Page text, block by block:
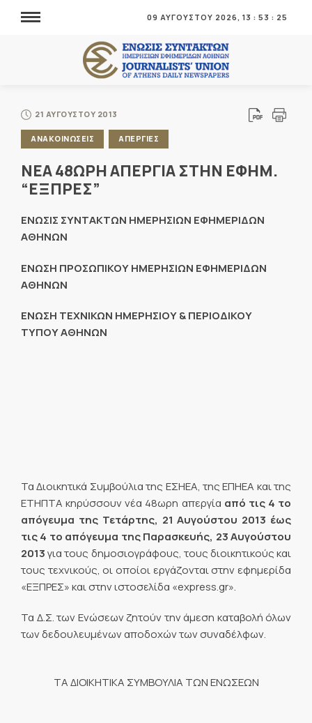
09 ΑΥΓΟΥΣΤΟΥ 2026, 13 : 53 : 25
21 ΑΥΓΟΥΣΤΟΥ 2013
ΑΝΑΚΟΙΝΩΣΕΙΣ ΑΠΕΡΓΙΕΣ
ΝΕΑ 48ΩΡΗ ΑΠΕΡΓΙΑ ΣΤΗΝ ΕΦΗΜ.
“ΕΞΠΡΕΣ”
ΕΝΩΣΙΣ ΣΥΝΤΑΚΤΩΝ ΗΜΕΡΗΣΙΩΝ ΕΦΗΜΕΡΙΔΩΝ
ΑΘΗΝΩΝ
ΕΝΩΣΗ ΠΡΟΣΩΠΙΚΟΥ ΗΜΕΡΗΣΙΩΝ ΕΦΗΜΕΡΙΔΩΝ
ΑΘΗΝΩΝ
ΕΝΩΣΗ ΤΕΧΝΙΚΩΝ ΗΜΕΡΗΣΙΟΥ & ΠΕΡΙΟΔΙΚΟΥ
ΤΥΠΟΥ ΑΘΗΝΩΝ
Τα Διοικητικά Συμβούλια της ΕΣΗΕΑ, της ΕΠΗΕΑ και της
ΕΤΗΠΤΑ κηρύσσουν νέα 48ωρη απεργία από τις 4 το
απόγευμα της Τετάρτης, 21 Αυγούστου 2013 έως
τις 4 το απόγευμα της Παρασκευής, 23 Αυγούστου
2013για τους δημοσιογράφους, τους διοικητικούς και
τους τεχνικούς, οι οποίοι εργάζονται στην εφημερίδα
«ΕΞΠΡΕΣ» και στην ιστοσελίδα «express.gr».
Τα Δ.Σ. των Ενώσεων ζητούν την άμεση καταβολή όλων
των δεδουλευμένων αποδοχών των συναδέλφων.
ΤΑ ΔΙΟΙΚΗΤΙΚΑ ΣΥΜΒΟΥΛΙΑ ΤΩΝ ΕΝΩΣΕΩΝ